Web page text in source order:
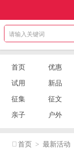
首页 优惠
试用 新品
征集 征文
亲子 户外
首页 > 最新活动